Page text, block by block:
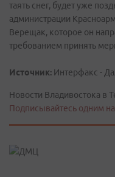
таять снег, будет уже
администрации
Верещак, которое он
требованием принять
Источник: Интерфакс -
Новости Владивостока в
Подписывайтесь одним